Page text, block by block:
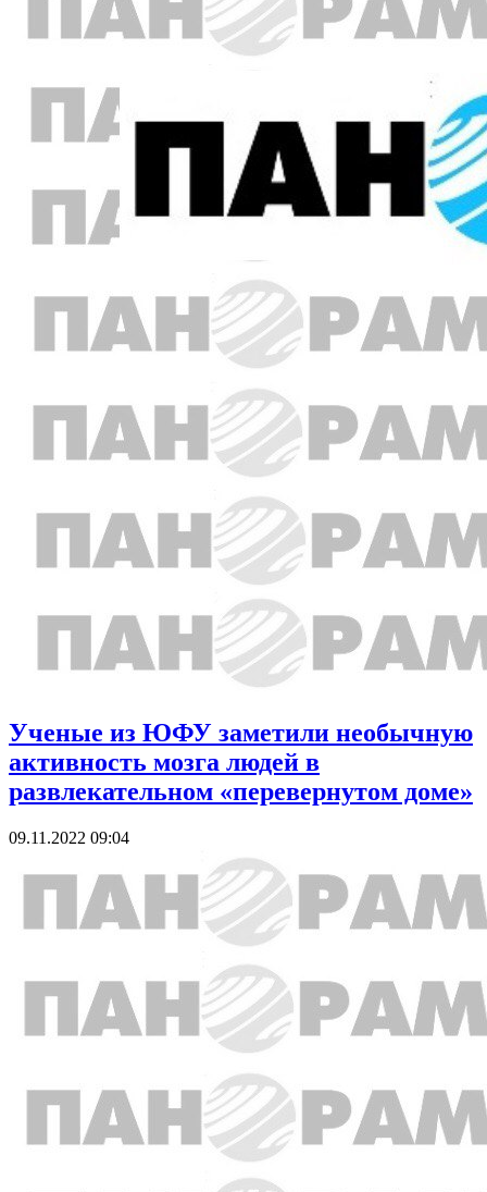
Ученые из ЮФУ заметили необычную
активность мозга людей в
развлекательном «перевернутом доме»
09.11.2022 09:04